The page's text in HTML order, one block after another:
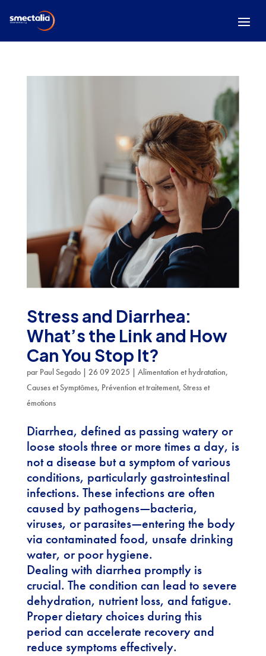
Stress and Diarrhea:
What’s the Link and How
Can You Stop It?
par Paul Segado| 26 09 2025 Alimentation et hydratation,
Causes et Symptômes, Prévention et traitement, Stress et
émotions
Diarrhea, defined as passing watery or
loose stools three or more times a day, is
not a disease but a symptom of various
conditions, particularly gastrointestinal
infections. These infections are often
caused by pathogens—bacteria,
viruses, or parasites—entering the body
via contaminated food, unsafe drinking
water, or poor hygiene.
Dealing with diarrhea promptly is
crucial. The condition can lead to severe
dehydration, nutrient loss, and fatigue.
Proper dietary choices during this
period can accelerate recovery and
reduce symptoms effectively.